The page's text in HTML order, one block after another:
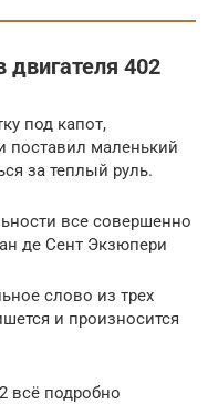
двигателя 402
под капот,
поставил маленький
за теплый руль.
все совершенно
де Сент Экзюпери
слово из трех
и произносится
всё подробно